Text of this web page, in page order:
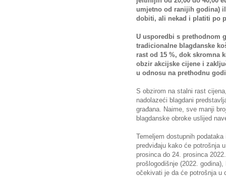
umjetno od ranijih godina)
dobiti, ali nekad i platiti po
U usporedbi s prethodnom
tradicionalne blagdanske
rast od 15 %, dok skromna
obzir akcijske cijene i
u odnosu na prethodnu
S obzirom na stalni rast
nadolazeći blagdani
građana. Naime, sve manji
blagdanske obroke uslijed
Temeljem dostupnih
predviđaju kako će potrošnja
prosinca do 24. prosinca
prošlogodišnje (2022.
očekivati je da će potrošnja u